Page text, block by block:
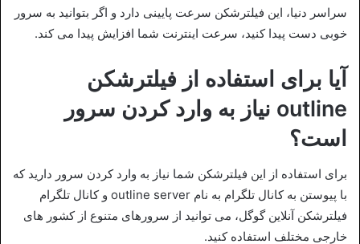
سراسر دنیا، این فیلترشکن سرعت پایینی دارد و اگر بتوانید به سرور
خوبی دست پیدا کنید، سرعت اینترنت شما افزایش پیدا می کند.
آیا برای استفاده از فیلترشکن
outline نیاز به وارد کردن سرور
است؟
برای استفاده از این فیلترشکن شما نیاز به وارد کردن سرور دارید که
با پیوستن به کانال تلگرام به نام outline server و کانال تلگرام
فیلترشکن آنلاین گوگل، می توانید از سرورهای متنوع از کشور های
خارجی مختلف استفاده کنید.